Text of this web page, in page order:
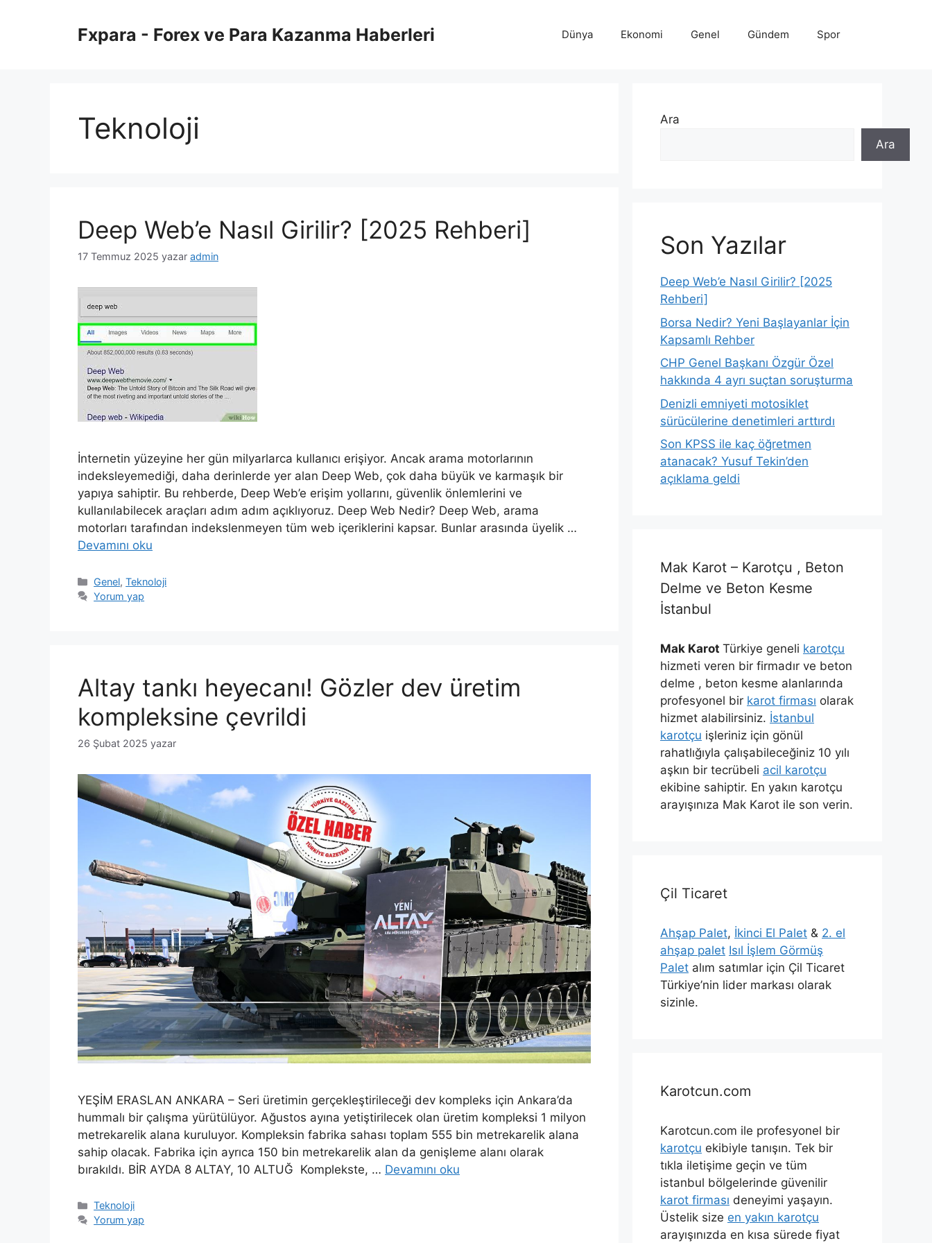
Fxpara - Forex ve Para Kazanma Haberleri Dünya Ekonomi Genel Gündem Spor
Teknoloji
Deep Web’e Nasıl Girilir? [2025 Rehberi]
17 Temmuz 2025 yazar admin
İnternetin yüzeyine her gün milyarlarca kullanıcı erişiyor. Ancak arama motorlarının
indeksleyemediği, daha derinlerde yer alan Deep Web, çok daha büyük ve karmaşık bir
yapıya sahiptir. Bu rehberde, Deep Web’e erişim yollarını, güvenlik önlemlerini ve
kullanılabilecek araçları adım adım açıklıyoruz. Deep Web Nedir? Deep Web, arama
motorları tarafından indekslenmeyen tüm web içeriklerini kapsar. Bunlar arasında üyelik …
Devamını oku
Kategoriler
Genel,Teknoloji
Yorum yap
Altay tankı heyecanı! Gözler dev üretim
kompleksine çevrildi
26 Şubat 2025 yazar
YEŞİM ERASLAN ANKARA – Seri üretimin gerçekleştirileceği dev kompleks için Ankara’da
hummalı bir çalışma yürütülüyor. Ağustos ayına yetiştirilecek olan üretim kompleksi 1 milyon
metrekarelik alana kuruluyor. Kompleksin fabrika sahası toplam 555 bin metrekarelik alana
sahip olacak. Fabrika için ayrıca 150 bin metrekarelik alan da genişleme alanı olarak
bırakıldı. BİR AYDA 8 ALTAY, 10 ALTUĞ Komplekste, … Devamını oku
Kategoriler
Teknoloji
Yorum yap
Ara
Ara
Son Yazılar
Deep Web’e Nasıl Girilir? [2025
Rehberi]
Borsa Nedir? Yeni Başlayanlar İçin
Kapsamlı Rehber
CHP Genel Başkanı Özgür Özel
hakkında 4 ayrı suçtan soruşturma
Denizli emniyeti motosiklet
sürücülerine denetimleri arttırdı
Son KPSS ile kaç öğretmen
atanacak? Yusuf Tekin’den
açıklama geldi
Mak Karot – Karotçu , Beton
Delme ve Beton Kesme
İstanbul
Mak Karot Türkiye geneli karotçu
hizmeti veren bir firmadır ve beton
delme , beton kesme alanlarında
profesyonel bir karot firması olarak
hizmet alabilirsiniz. İstanbul
karotçu işleriniz için gönül
rahatlığıyla çalışabileceğiniz 10 yılı
aşkın bir tecrübeli acil karotçu
ekibine sahiptir. En yakın karotçu
arayışınıza Mak Karot ile son verin.
Çil Ticaret
Ahşap Palet, İkinci El Palet & 2. el
ahşap palet Isıl İşlem Görmüş
Palet alım satımlar için Çil Ticaret
Türkiye’nin lider markası olarak
sizinle.
Karotcun.com
Karotcun.com ile profesyonel bir
karotçu ekibiyle tanışın. Tek bir
tıkla iletişime geçin ve tüm
istanbul bölgelerinde güvenilir
karot firması deneyimi yaşayın.
Üstelik size en yakın karotçu
arayışınızda en kısa sürede fiyat